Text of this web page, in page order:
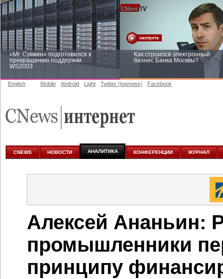
«Mr. Сумкин» подготовился к
прекращению поддержки
WS2003
Как строился электронный
бизнес Банка Москвы?
аналитике
English Mobile Android Light Twitter (topnews) Facebook
CNEWS НОВОСТИ АНАЛИТИКА КОНФЕРЕНЦИИ ЖУРНАЛ
Алексей Ананьин:
промышленники
принципу